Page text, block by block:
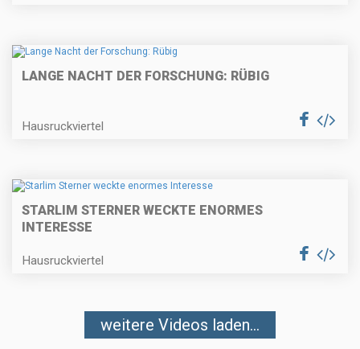
LANGE NACHT DER FORSCHUNG: RÜBIG
Hausruckviertel
STARLIM STERNER WECKTE ENORMES
INTERESSE
Hausruckviertel
weitere Videos laden...